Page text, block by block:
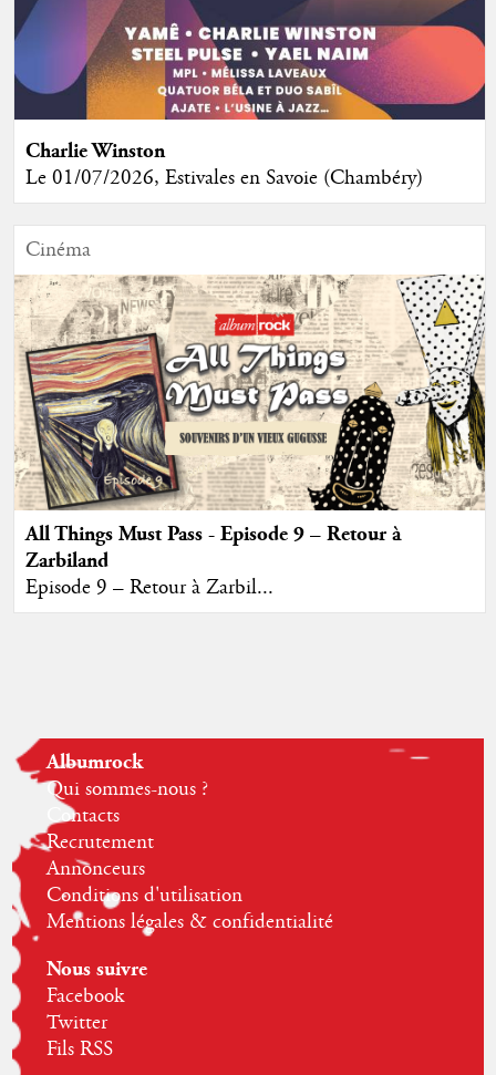
Charlie Winston
Le 01/07/2026, Estivales en Savoie (Chambéry)
Cinéma
All Things Must Pass - Episode 9 – Retour à
Zarbiland
Episode 9 – Retour à Zarbil...
Albumrock
Qui sommes-nous ?
Contacts
Recrutement
Annonceurs
Conditions d'utilisation
Mentions légales & confidentialité
Nous suivre
Facebook
Twitter
Fils RSS